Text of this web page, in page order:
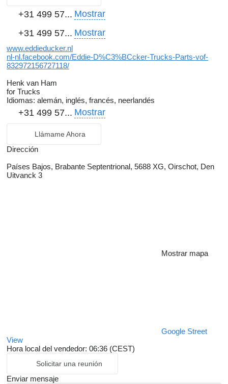
+31 499 57... Mostrar
+31 499 57... Mostrar
www.eddieducker.nl
nl-nl.facebook.com/Eddie-D%C3%BCcker-Trucks-Parts-vof-
832972156727118/
Henk van Ham
for Trucks
Idiomas: alemán, inglés, francés, neerlandés
+31 499 57... Mostrar
Llámame Ahora
Dirección
Países Bajos, Brabante Septentrional, 5688 XG, Oirschot, Den
Uitvanck 3
Mostrar mapa
Google Street
View
Hora local del vendedor: 06:36 (CEST)
Solicitar una reunión
Enviar mensaje